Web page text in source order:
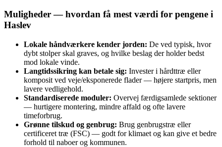
Muligheder — hvordan få mest værdi for pengene i
Haslev
Lokale håndværkere kender jorden: De ved typisk, hvor
dybt stolper skal graves, og hvilke beslag der holder bedst
mod lokale vinde.
Langtidssikring kan betale sig: Invester i hårdttræ eller
komposit ved veje/eksponerede flader — højere startpris, men
lavere vedligehold.
Standardiserede moduler: Overvej færdigsamlede sektioner
— hurtigere montering, mindre affald og ofte lavere
timeforbrug.
Grønne tilskud og genbrug: Brug genbrugstræ eller
certificeret træ (FSC) — godt for klimaet og kan give et bedre
forhold til naboer og kommunen.